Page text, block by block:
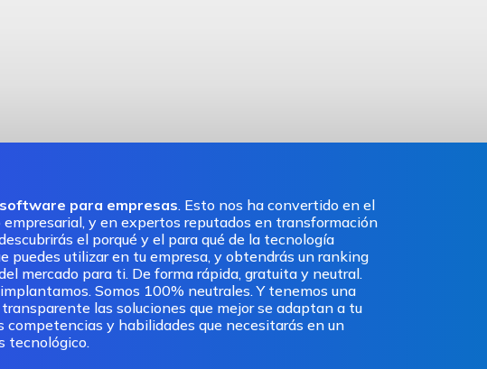
para empresas. Esto nos ha convertido en el
y en expertos reputados en transformación
el porqué y el para qué de la tecnología
puedes utilizar en tu empresa, y obtendrás un ranking
mercado para ti. De forma rápida, gratuita y neutral.
Somos 100% neutrales. Y tenemos una
las soluciones que mejor se adaptan a tu
competencias y habilidades que necesitarás en un
tecnológico.